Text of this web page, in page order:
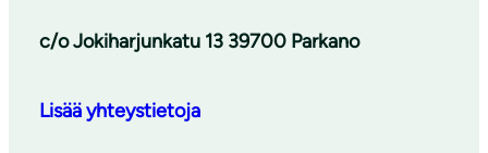
c/o Jokiharjunkatu 13 39700 Parkano
Lisää yhteystietoja